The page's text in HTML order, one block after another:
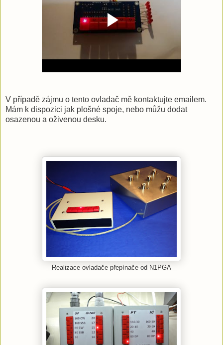
V případě zájmu o tento ovladač mě kontaktujte emailem.
Mám k dispozici jak plošné spoje, nebo můžu dodat
osazenou a oživenou desku.
Realizace ovladače přepínače od N1PGA